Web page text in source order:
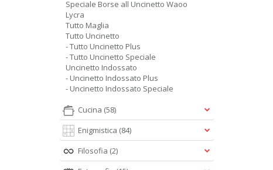
Speciale Borse all Uncinetto Waoo
Lycra
Tutto Maglia
Tutto Uncinetto
- Tutto Uncinetto Plus
- Tutto Uncinetto Speciale
Uncinetto Indossato
- Uncinetto Indossato Plus
- Uncinetto Indossato Speciale
Cucina (58)
Enigmistica (84)
Filosofia (2)